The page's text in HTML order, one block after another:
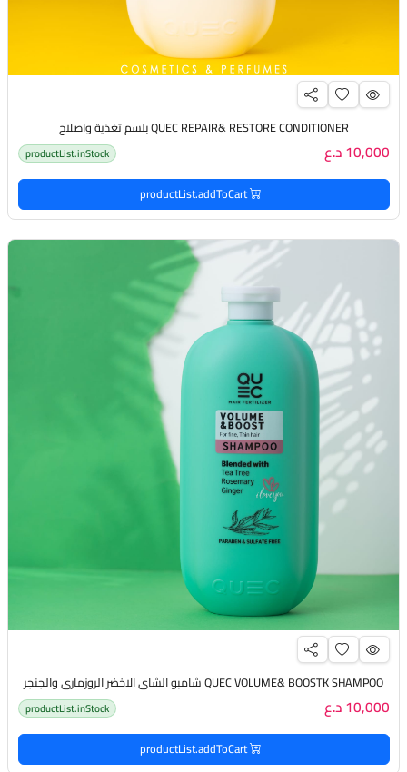
QUEC REPAIR& RESTORE CONDITIONER بلسم تغذية واصلاح
10,000 د.ع productList.inStock
productList.addToCart
QUEC VOLUME& BOOSTK SHAMPOO شامبو الشاي الاخضر الروزماري والجنجر
10,000 د.ع productList.inStock
productList.addToCart